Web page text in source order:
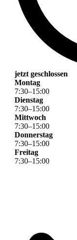
jetzt geschlossen
Montag
7:30–15:00
Dienstag
7:30–15:00
Mittwoch
7:30–15:00
Donnerstag
7:30–15:00
Freitag
7:30–15:00